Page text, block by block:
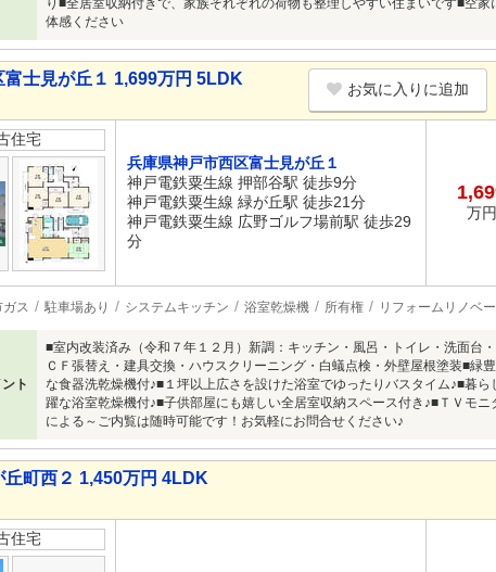
り■全居室収納付きで、家族それぞれの荷物も整理しやすい住まいです■空
体感ください
士見が丘１ 1,699万円 5LDK
お気に入りに追加
住宅
兵庫県神戸市西区富士見が丘１
神戸電鉄粟生線 押部谷駅 徒歩9分
神戸電鉄粟生線 緑が丘駅 徒歩21分
神戸電鉄粟生線 広野ゴルフ場前駅 徒歩29
分
万円
ガス 駐車場あり システムキッチン 浴室乾燥機 所有権 リフォームリノベ
ト
■室内改装済み（令和７年１２月）新調：キッチン・風呂・トイレ・洗面台
ＣＦ張替え・建具交換・ハウスクリーニング・白蟻点検・外壁屋根塗装■緑
な食器洗乾燥機付♪■１坪以上広さを設けた浴室でゆったりバスタイム♪■暮
躍な浴室乾燥機付♪■子供部屋にも嬉しい全居室収納スペース付き♪■ＴＶモ
による～ご内覧は随時可能です！お気軽にお問合せください♪
町西２ 1,450万円 4LDK
住宅